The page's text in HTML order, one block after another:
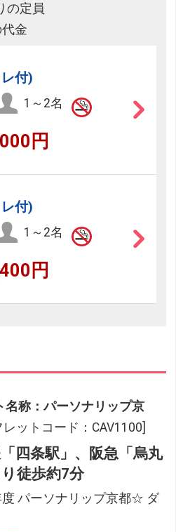
の定員
金
付)
1～2名
円
付)
1～2名
円
名称：パーソナリップ京
レットコード：CAV1100]
四条駅」、阪急「烏丸
徒歩約7分
パーソナリップ京都☆ ダ